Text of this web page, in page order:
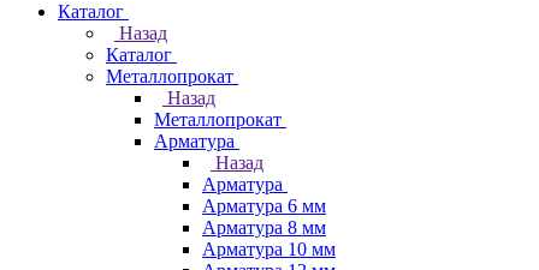
Каталог
Назад
Каталог
Металлопрокат
Назад
Металлопрокат
Арматура
Назад
Арматура
Арматура 6 мм
Арматура 8 мм
Арматура 10 мм